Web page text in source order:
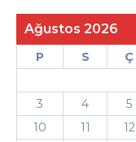
Ağustos 2026
P S Ç
3
4 5
10
11 12